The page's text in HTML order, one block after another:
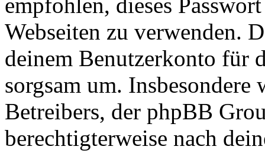
empfohlen, dieses
Webseiten zu verwenden.
deinem Benutzerkonto für
sorgsam um.
Betreibers, der phpBB
berechtigterweise nach